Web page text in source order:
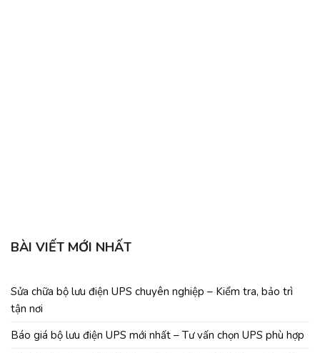
BÀI VIẾT MỚI NHẤT
Sửa chữa bộ lưu điện UPS chuyên nghiệp – Kiểm tra, bảo trì
tận nơi
Báo giá bộ lưu điện UPS mới nhất – Tư vấn chọn UPS phù hợp